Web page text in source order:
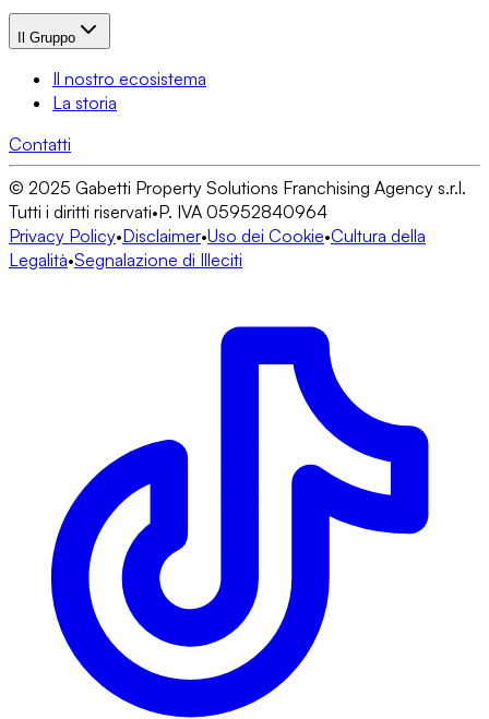
Il Gruppo
Il nostro ecosistema
La storia
Contatti
© 2025 Gabetti Property Solutions Franchising Agency s.r.l.
Tutti i diritti riservati•P. IVA 05952840964
Privacy Policy•Disclaimer•Uso dei Cookie•Cultura della
Legalità•Segnalazione di Illeciti